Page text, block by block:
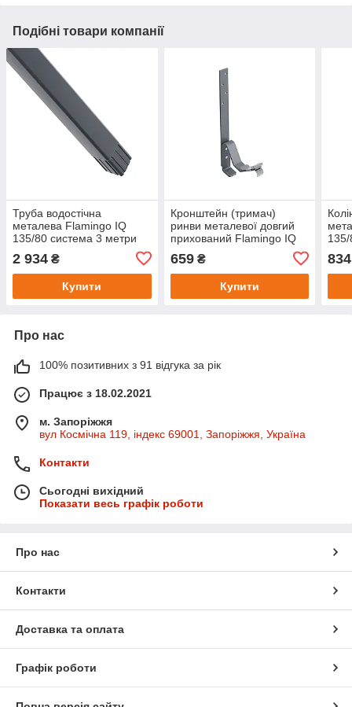
Подібні товари компанії
Труба водостічна
металева Flamingo IQ
135/80 система 3 метри
2 934 ₴
Купити
Кронштейн (тримач)
ринви металевої довгий
прихований Flamingo IQ
659₴
Купити
834
Про нас
100% позитивних з 91 відгука за рік
Працює з 18.02.2021
м. Запоріжжя
вул Космічна 119, індекс 69001, Запоріжжя, Україна
Контакти
Сьогодні вихідний
Показати весь графік роботи
Про нас
Контакти
Доставка та оплата
Графік роботи